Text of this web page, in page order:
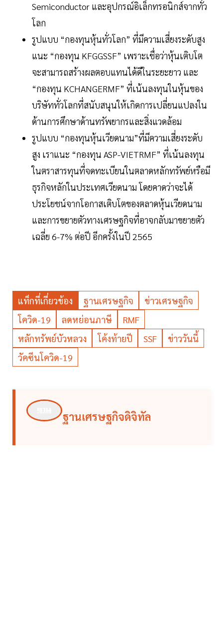
Semiconductor และอุปกรณ์อิเล็กทรอนิกส์จากทั่ว
โลก
รูปแบบ “กองทุนหุ้นทั่วโลก” ที่มีความเสี่ยงระดับสูง
แนะ “กองทุน KFGGSSF” เพราะเชื่อว่าหุ้นเติบโต
จะสามารถสร้างผลตอบแทนได้ดีในระยะยาว และ
“กองทุน KCHANGERMF” ที่เน้นลงทุนในหุ้นของ
บริษัททั่วโลกที่สนับสนุนให้เกิดการเปลี่ยนแปลงใน
ด้านการศึกษาด้านทรัพยากรและสิ่งแวดล้อม
รูปแบบ “กองทุนหุ้นเวียดนาม”ที่มีความเสี่ยงระดับ
สูง เราแนะ “กองทุน ASP-VIETRMF” ที่เน้นลงทุน
ในตราสารทุนที่จดทะเบียนในตลาดหลักทรัพย์หรือมี
ธุรกิจหลักในประเทศเวียดนาม โดยคาดว่าจะได้
ประโยชน์จากโอกาสเติบโตของตลาดหุ้นเวียดนาม
และการขยายตัวทางเศรษฐกิจที่อาจกลับมาขยายตัว
เฉลี่ย 6-7% ต่อปี อีกครั้งในปี 2565
แท็กที่เกี่ยวข้อง ฐานเศรษฐกิจ
ข่าวเศรษฐกิจ
โควิด-19
ลดหย่อนภาษี
RMF
หลักทรัพย์บัวหลวง
โค้งท้ายปี SSF
ข่าววันนี้
วัคซีนโควิด-19
ฐานเศรษฐกิจดิจิทัล